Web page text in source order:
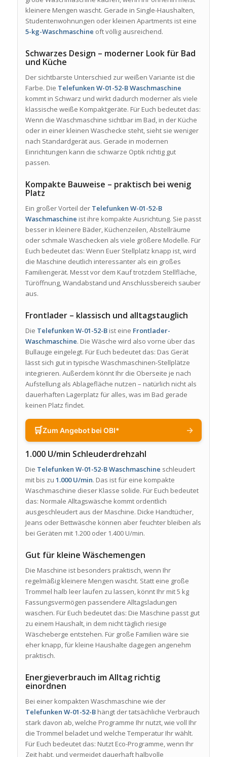
kleinere Mengen wascht. Gerade in Single-Haushalten,
Studentenwohnungen oder kleinen Apartments ist eine
5-kg-Waschmaschine oft völlig ausreichend.
Schwarzes Design – moderner Look für Bad
und Küche
Der sichtbarste Unterschied zur weißen Variante ist die
Farbe. Die Telefunken W-01-52-B Waschmaschine
kommt in Schwarz und wirkt dadurch moderner als viele
klassische weiße Kompaktgeräte. Für Euch bedeutet das:
Wenn die Waschmaschine sichtbar im Bad, in der Küche
oder in einer kleinen Waschecke steht, sieht sie weniger
nach Standardgerät aus. Gerade in modernen
Einrichtungen kann die schwarze Optik richtig gut
passen.
Kompakte Bauweise – praktisch bei wenig
Platz
Ein großer Vorteil der Telefunken W-01-52-B
Waschmaschine ist ihre kompakte Ausrichtung. Sie passt
besser in kleinere Bäder, Küchenzeilen, Abstellräume
oder schmale Waschecken als viele größere Modelle. Für
Euch bedeutet das: Wenn Euer Stellplatz knapp ist, wird
die Maschine deutlich interessanter als ein großes
Familiengerät. Messt vor dem Kauf trotzdem Stellfläche,
Türöffnung, Wandabstand und Anschlussbereich sauber
aus.
Frontlader – klassisch und alltagstauglich
Die Telefunken W-01-52-Bist eine Frontlader-
Waschmaschine. Die Wäsche wird also vorne über das
Bullauge eingelegt. Für Euch bedeutet das: Das Gerät
lässt sich gut in typische Waschmaschinen-Stellplätze
integrieren. Außerdem könnt Ihr die Oberseite je nach
Aufstellung als Ablagefläche nutzen – natürlich nicht als
dauerhaften Lagerplatz für alles, was im Bad gerade
keinen Platz findet.
🛒Zum Angebot bei OBI* →
1.000 U/min Schleuderdrehzahl
Die Telefunken W-01-52-B Waschmaschine schleudert
mit bis zu 1.000 U/min. Das ist für eine kompakte
Waschmaschine dieser Klasse solide. Für Euch bedeutet
das: Normale Alltagswäsche kommt ordentlich
ausgeschleudert aus der Maschine. Dicke Handtücher,
Jeans oder Bettwäsche können aber feuchter bleiben als
bei Geräten mit 1.200 oder 1.400 U/min.
Gut für kleine Wäschemengen
Die Maschine ist besonders praktisch, wenn Ihr
regelmäßig kleinere Mengen wascht. Statt eine große
Trommel halb leer laufen zu lassen, könnt Ihr mit 5 kg
Fassungsvermögen passendere Alltagsladungen
waschen. Für Euch bedeutet das: Die Maschine passt gut
zu einem Haushalt, in dem nicht täglich riesige
Wäscheberge entstehen. Für große Familien wäre sie
eher knapp, für kleine Haushalte dagegen angenehm
praktisch.
Energieverbrauch im Alltag richtig
einordnen
Bei einer kompakten Waschmaschine wie der
Telefunken W-01-52-Bhängt der tatsächliche Verbrauch
stark davon ab, welche Programme Ihr nutzt, wie voll Ihr
die Trommel beladet und welche Temperatur Ihr wählt.
Für Euch bedeutet das: Nutzt Eco-Programme, wenn Ihr
Zeit habt, und vermeidet dauerhaft halbvolle